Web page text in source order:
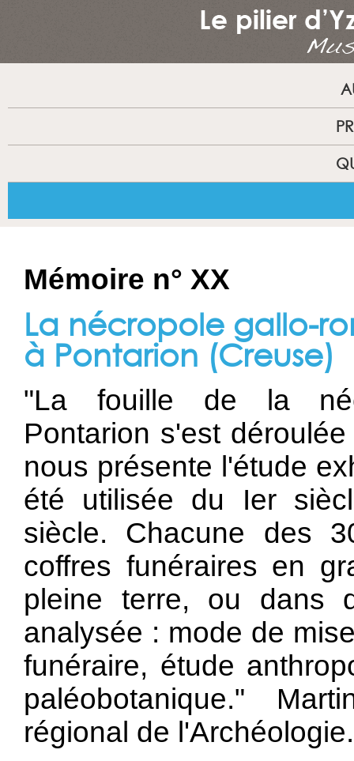
Mémoire n° XX
La nécropole gallo-
à Pontarion (Creuse)
"La fouille de la
Pontarion s'est
nous présente l'étude
été utilisée du Ier
siècle. Chacune des
coffres funéraires en
pleine terre, ou dans
analysée : mode de
funéraire, étude
paléobotanique."
régional de l'Archéologie.